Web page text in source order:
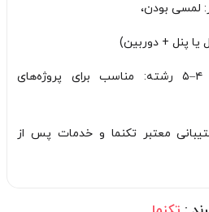
لمسی بودن،
یا پنل + دوربین)
نصب آسان با سیم‌کشی ۴–۵ رشته: مناسب برای پروژه‌های
۳ ساله: پشتیبانی معتبر تکنما و خدمات پس از